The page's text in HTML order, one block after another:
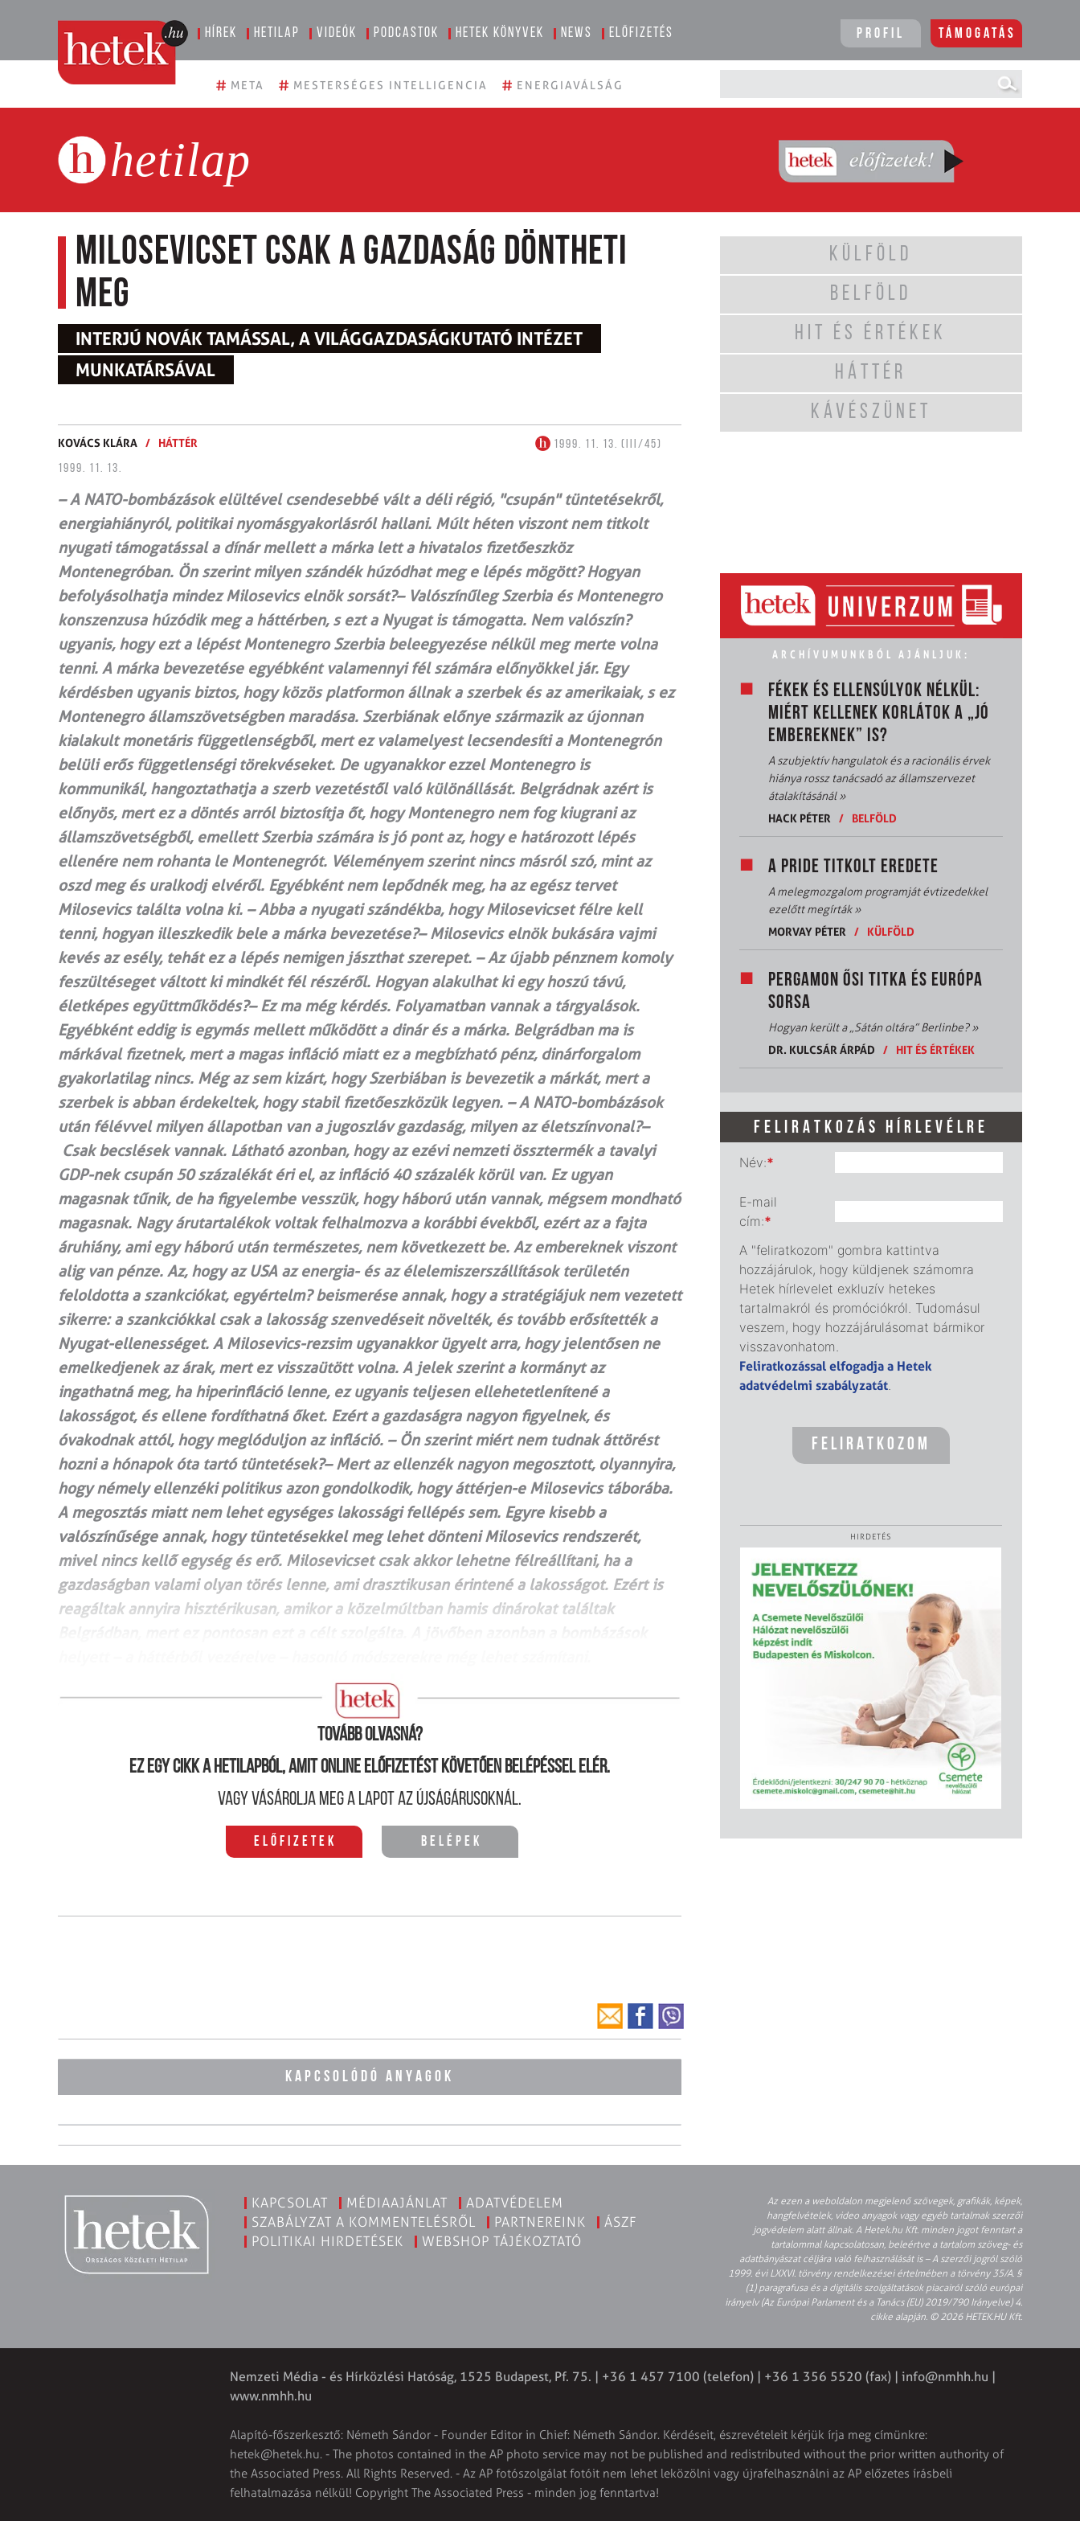
Hírek Hetilap Videók Podcastok Hetek könyvek News Előfizetés Profil Támogatás
# META # MESTERSÉGES INTELLIGENCIA # ENERGIAVÁLSÁG
hetilap
Milosevicset csak a gazdaság döntheti
meg
INTERJÚ NOVÁK TAMÁSSAL, A VILÁGGAZDASÁGKUTATÓ INTÉZET
MUNKATÁRSÁVAL
KOVÁCS KLÁRA / HÁTTÉR
1999. 11. 13. (III/45)
1999. 11. 13.
– A NATO-bombázások elültével csendesebbé vált a déli régió, "csupán" tüntetésekről,
energiahiányról, politikai nyomásgyakorlásról hallani. Múlt héten viszont nem titkolt
nyugati támogatással a dínár mellett a márka lett a hivatalos fizetőeszköz
Montenegróban. Ön szerint milyen szándék húzódhat meg e lépés mögött? Hogyan
befolyásolhatja mindez Milosevics elnök sorsát?– Valószínűleg Szerbia és Montenegro
konszenzusa húzódik meg a háttérben, s ezt a Nyugat is támogatta. Nem valószín?
ugyanis, hogy ezt a lépést Montenegro Szerbia beleegyezése nélkül meg merte volna
tenni. A márka bevezetése egyébként valamennyi fél számára előnyökkel jár. Egy
kérdésben ugyanis biztos, hogy közös platformon állnak a szerbek és az amerikaiak, s ez
Montenegro államszövetségben maradása. Szerbiának előnye származik az újonnan
kialakult monetáris függetlenségből, mert ez valamelyest lecsendesíti a Montenegrón
belüli erős függetlenségi törekvéseket. De ugyanakkor ezzel Montenegro is
kommunikál, hangoztathatja a szerb vezetéstől való különállását. Belgrádnak azért is
előnyös, mert ez a döntés arról biztosítja őt, hogy Montenegro nem fog kiugrani az
államszövetségből, emellett Szerbia számára is jó pont az, hogy e határozott lépés
ellenére nem rohanta le Montenegrót. Véleményem szerint nincs másról szó, mint az
oszd meg és uralkodj elvéről. Egyébként nem lepődnék meg, ha az egész tervet
Milosevics találta volna ki. – Abba a nyugati szándékba, hogy Milosevicset félre kell
tenni, hogyan illeszkedik bele a márka bevezetése?– Milosevics elnök bukására vajmi
kevés az esély, tehát ez a lépés nemigen jászthat szerepet. – Az újabb pénznem komoly
feszültéseget váltott ki mindkét fél részéről. Hogyan alakulhat ki egy hoszú távú,
életképes együttműködés?– Ez ma még kérdés. Folyamatban vannak a tárgyalások.
Egyébként eddig is egymás mellett működött a dinár és a márka. Belgrádban ma is
márkával fizetnek, mert a magas infláció miatt ez a megbízható pénz, dinárforgalom
gyakorlatilag nincs. Még az sem kizárt, hogy Szerbiában is bevezetik a márkát, mert a
szerbek is abban érdekeltek, hogy stabil fizetőeszközük legyen. – A NATO-bombázások
után félévvel milyen állapotban van a jugoszláv gazdaság, milyen az életszínvonal?–
Csak becslések vannak. Látható azonban, hogy az ezévi nemzeti össztermék a tavalyi
GDP-nek csupán 50 százalékát éri el, az infláció 40 százalék körül van. Ez ugyan
magasnak tűnik, de ha figyelembe vesszük, hogy háború után vannak, mégsem mondható
magasnak. Nagy árutartalékok voltak felhalmozva a korábbi évekből, ezért az a fajta
áruhiány, ami egy háború után természetes, nem következett be. Az embereknek viszont
alig van pénze. Az, hogy az USA az energia- és az élelemiszerszállítások területén
feloldotta a szankciókat, egyértelm? beismerése annak, hogy a stratégiájuk nem vezetett
sikerre: a szankciókkal csak a lakosság szenvedéseit növelték, és tovább erősítették a
Nyugat-ellenességet. A Milosevics-rezsim ugyanakkor ügyelt arra, hogy jelentősen ne
emelkedjenek az árak, mert ez visszaütött volna. A jelek szerint a kormányt az
ingathatná meg, ha hiperinfláció lenne, ez ugyanis teljesen ellehetetlenítené a
lakosságot, és ellene fordíthatná őket. Ezért a gazdaságra nagyon figyelnek, és
óvakodnak attól, hogy meglóduljon az infláció. – Ön szerint miért nem tudnak áttörést
hozni a hónapok óta tartó tüntetések?– Mert az ellenzék nagyon megosztott, olyannyira,
hogy némely ellenzéki politikus azon gondolkodik, hogy áttérjen-e Milosevics táborába.
A megosztás miatt nem lehet egységes lakossági fellépés sem. Egyre kisebb a
valószínűsége annak, hogy tüntetésekkel meg lehet dönteni Milosevics rendszerét,
mivel nincs kellő egység és erő. Milosevicset csak akkor lehetne félreállítani, ha a
gazdaságban valami olyan törés lenne, ami drasztikusan érintené a lakosságot. Ezért is
reagáltak annyira hisztérikusan, amikor a közelmúltban hamis dinárokat találtak
Tovább olvasná?
Ez egy cikk a hetilapból, amit online előfizetést követően belépéssel elér.
Vagy vásárolja meg a lapot az újságárusoknál.
Előfizetek Belépek
KAPCSOLÓDÓ ANYAGOK
KÜLFÖLD
BELFÖLD
HIT ÉS ÉRTÉKEK
HÁTTÉR
KÁVÉSZÜNET
ARCHÍVUMUNKBÓL AJÁNLJUK:
FÉKEK ÉS ELLENSÚLYOK NÉLKÜL:
MIÉRT KELLENEK KORLÁTOK A „JÓ
EMBEREKNEK” IS?
A szubjektív hangulatok és a racionális érvek
hiánya rossz tanácsadó az államszervezet
átalakításánál»
HACK PÉTER
/ BELFÖLD
A PRIDE TITKOLT EREDETE
A melegmozgalom programját évtizedekkel
ezelőtt megírták»
MORVAY PÉTER
/ KÜLFÖLD
PERGAMON ŐSI TITKA ÉS EURÓPA
SORSA
Hogyan került a „Sátán oltára” Berlinbe?»
DR. KULCSÁR ÁRPÁD
/ HIT ÉS ÉRTÉKEK
FELIRATKOZÁS HÍRLEVÉLRE
Név:*
E-mail
cím:*
A "feliratkozom" gombra kattintva
hozzájárulok, hogy küldjenek számomra
Hetek hírlevelet exkluzív hetekes
tartalmakról és promóciókról. Tudomásul
veszem, hogy hozzájárulásomat bármikor
visszavonhatom.
Feliratkozással elfogadja a Hetek
adatvédelmi szabályzatát.
HIRDETÉS
KAPCSOLAT MÉDIAAJÁNLAT
ADATVÉDELEM
SZABÁLYZAT A KOMMENTELÉSRŐL
PARTNEREINK
ÁSZF
POLITIKAI HIRDETÉSEK
WEBSHOP TÁJÉKOZTATÓ
Az ezen a weboldalon megjelenő szövegek, grafikák, képek,
hangfelvételek, video anyagok vagy egyéb tartalmak szerzői
jogvédelem alatt állnak. A Hetek.hu Kft. minden jogot fenntart a
tartalommal kapcsolatosan, beleértve a tartalom szöveg- és
adatbányászat céljára való felhasználását is – A szerzői jogról szóló
1999. évi LXXVI. törvény rendelkezései értelmében a törvény 35/A. §
(1) paragrafusa és a digitális szolgáltatások piacairól szóló európai
irányelv (Az Európai Parlament és a Tanács (EU) 2019/790 Irányelve) 4.
cikke alapján. © 2026 HETEK.HU Kft.
Nemzeti Média - és Hírközlési Hatóság, 1525 Budapest, Pf. 75. | +36 1 457 7100 (telefon) | +36 1 356 5520 (fax) | info@nmhh.hu |
www.nmhh.hu
Alapító-főszerkesztő: Németh Sándor - Founder Editor in Chief: Németh Sándor. Kérdéseit, észrevételeit kérjük írja meg címünkre:
hetek@hetek.hu. - The photos contained in the AP photo service may not be published and redistributed without the prior written authority of
the Associated Press. All Rights Reserved. - Az AP fotószolgálat fotóit nem lehet leközölni vagy újrafelhasználni az AP előzetes írásbeli
felhatalmazása nélkül! Copyright The Associated Press - minden jog fenntartva!